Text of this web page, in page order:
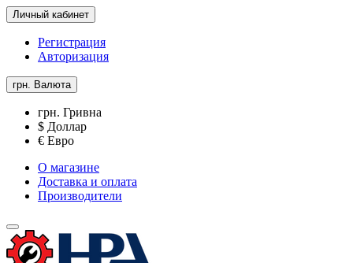
Личный кабинет
Регистрация
Авторизация
грн. Валюта
грн. Гривна
$ Доллар
€ Евро
О магазине
Доставка и оплата
Производители